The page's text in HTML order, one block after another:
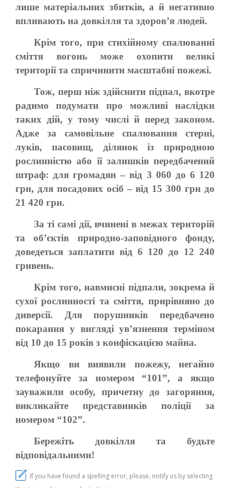
лише матеріальних збитків, а й негативно
впливають на довкілля та здоров’я людей.
Крім того, при стихійному спалюванні
сміття вогонь може охопити великі
території та спричинити масштабні пожежі.
Тож, перш ніж здійснити підпал, вкотре
радимо подумати про можливі наслідки
таких дій, у тому числі й перед законом.
Адже за самовільне спалювання стерні,
луків, пасовищ, ділянок із природною
рослинністю або її залишків передбачений
штраф: для громадян – від 3 060 до 6 120
грн, для посадових осіб – від 15 300 грн до
21 420 грн.
За ті самі дії, вчинені в межах територій
та об’єктів природно-заповідного фонду,
доведеться заплатити від 6 120 до 12 240
гривень.
Крім того, навмисні підпали, зокрема й
сухої рослинності та сміття, прирівняно до
диверсії. Для порушників передбачено
покарання у вигляді ув’язнення терміном
від 10 до 15 років з конфіскацією майна.
Якщо ви виявили пожежу, негайно
телефонуйте за номером “101”, а якщо
зауважили особу, причетну до загоряння,
викликайте представників поліції за
номером “102”.
Бережіть довкілля та будьте
відповідальними!
If you have found a spelling error, please, notify us by selecting